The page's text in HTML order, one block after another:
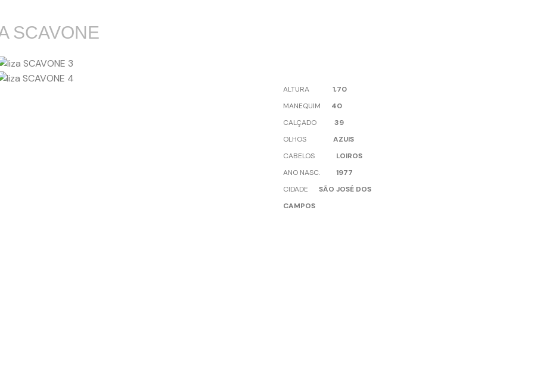
SCAVONE
ALTURA 1,70
MANEQUIM 40
CALÇADO 39
OLHOS
AZUIS
CABELOS
LOIROS
ANO NASC. 1977
CIDADE SÃO JOSÉ DOS
CAMPOS